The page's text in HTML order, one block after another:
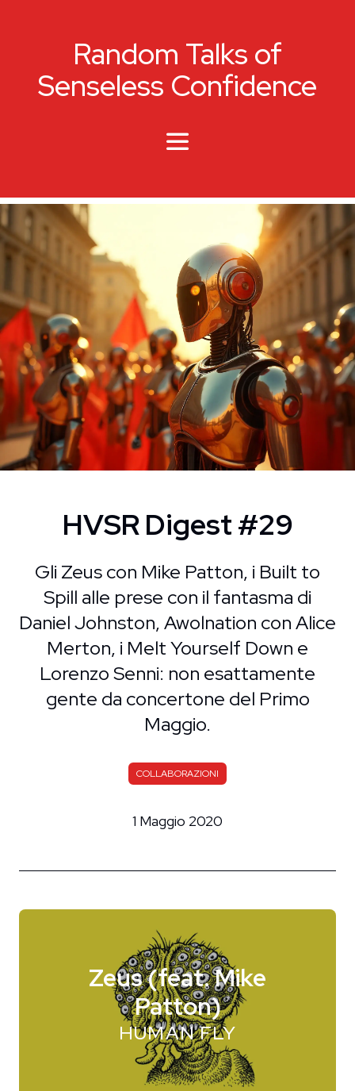
Random Talks of
Senseless Confidence
HVSR Digest #29
Gli Zeus con Mike Patton, i Built to
Spill alle prese con il fantasma di
Daniel Johnston, Awolnation con Alice
Merton, i Melt Yourself Down e
Lorenzo Senni: non esattamente
gente da concertone del Primo
Maggio.
COLLABORAZIONI
1 Maggio 2020
Zeus (feat. Mike
Patton)
HUMAN FLY